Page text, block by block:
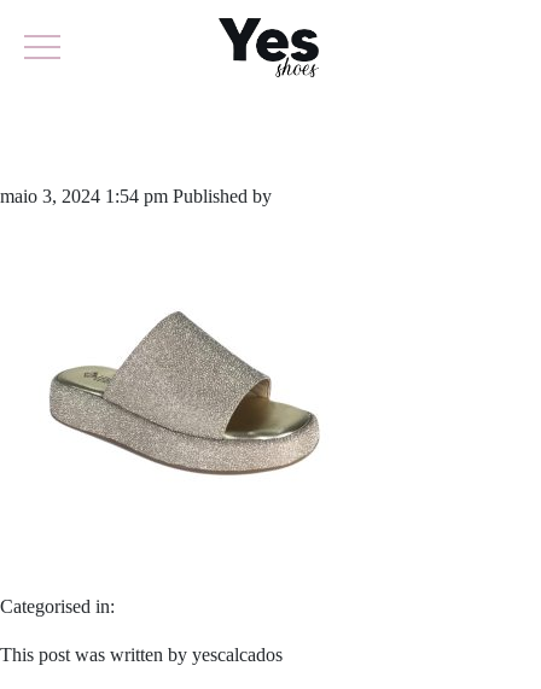
maio 3, 2024 1:54 pm Published by
Categorised in:
This post was written by yescalcados